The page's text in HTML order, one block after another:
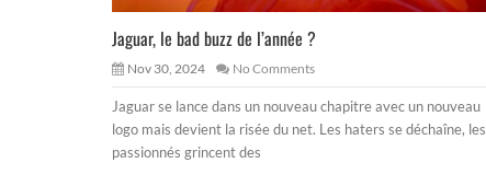
Jaguar, le bad buzz de l’année ?
Nov 30, 2024 No Comments
Jaguar se lance dans un nouveau chapitre avec un nouveau
logo mais devient la risée du net. Les haters se déchaîne, les
passionnés grincent des